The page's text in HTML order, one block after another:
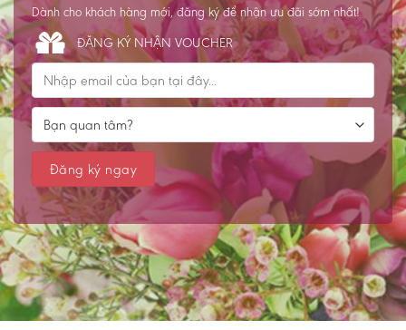
Dành cho khách hàng mới, đăng ký để nhận ưu đãi sớm nhất!
ĐĂNG KÝ NHẬN VOUCHER